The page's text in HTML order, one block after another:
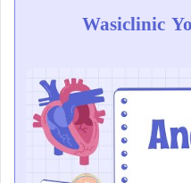
Wasiclinic